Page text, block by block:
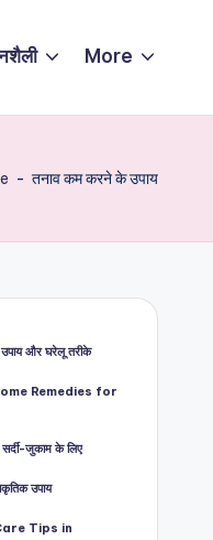
More
- तनाव कम करने के उपाय
और घरेलू तरीके
Home Remedies for
जुकाम के लिए
उपाय
Care Tips in